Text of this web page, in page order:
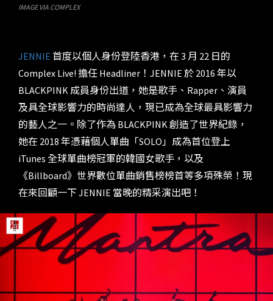
IMAGE VIA COMPLEX
JENNIE 首度以個人身份登陸香港，在 3 月 22 日的
Complex Live! 擔任 Headliner！JENNIE 於 2016 年以
BLACKPINK 成員身份出道，她是歌手、Rapper、演員
及具全球影響力的時尚達人，現已成為全球最具影響力
的藝人之一。除了作為 BLACKPINK 創造了世界紀錄，
她在 2018 年憑藉個人單曲「SOLO」成為首位登上
iTunes 全球單曲榜冠軍的韓國女歌手，以及
《Billboard》世界數位單曲銷售榜榜首等多項殊榮！現
在來回顧一下 JENNIE 當晚的精采演出吧！